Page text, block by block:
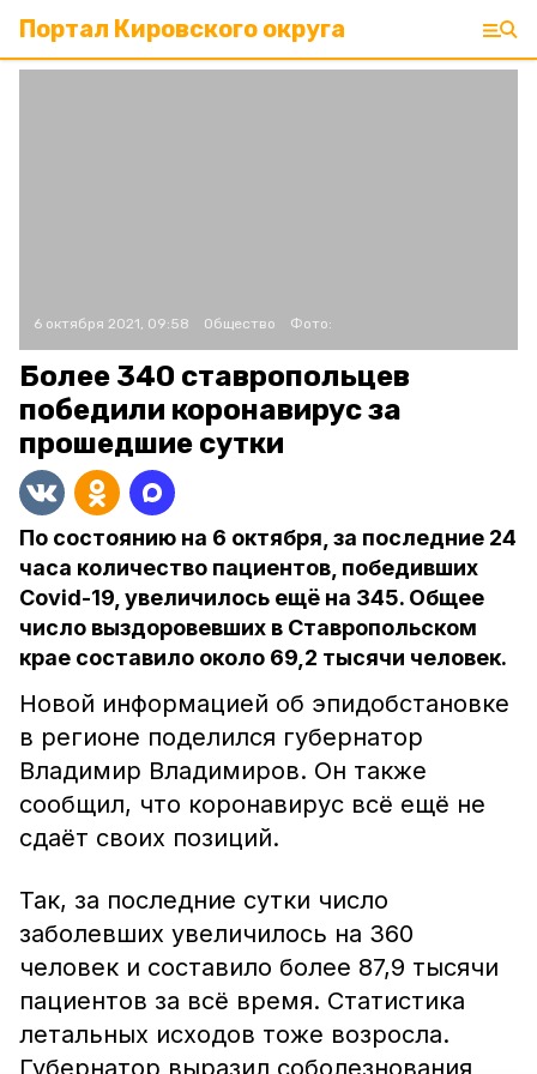
Портал Кировского округа
6 октября 2021, 09:58 Общество Фото:
Более 340 ставропольцев
победили коронавирус за
прошедшие сутки
По состоянию на 6 октября, за последние 24
часа количество пациентов, победивших
Covid-19, увеличилось ещё на 345. Общее
число выздоровевших в Ставропольском
крае составило около 69,2 тысячи человек.
Новой информацией об эпидобстановке
в регионе поделился губернатор
Владимир Владимиров. Он также
сообщил, что коронавирус всё ещё не
сдаёт своих позиций.
Так, за последние сутки число
заболевших увеличилось на 360
человек и составило более 87,9 тысячи
пациентов за всё время. Статистика
летальных исходов тоже возросла.
Губернатор выразил соболезнования